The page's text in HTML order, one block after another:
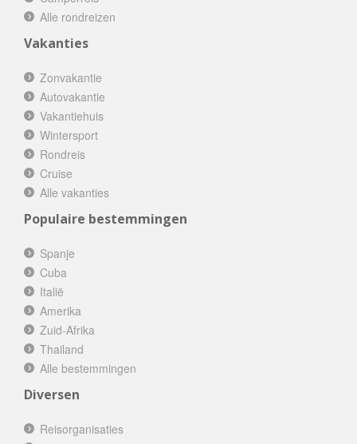
Alle rondreizen
Vakanties
Zonvakantie
Autovakantie
Vakantiehuis
Wintersport
Rondreis
Cruise
Alle vakanties
Populaire bestemmingen
Spanje
Cuba
Italië
Amerika
Zuid-Afrika
Thailand
Alle bestemmingen
Diversen
Reisorganisaties